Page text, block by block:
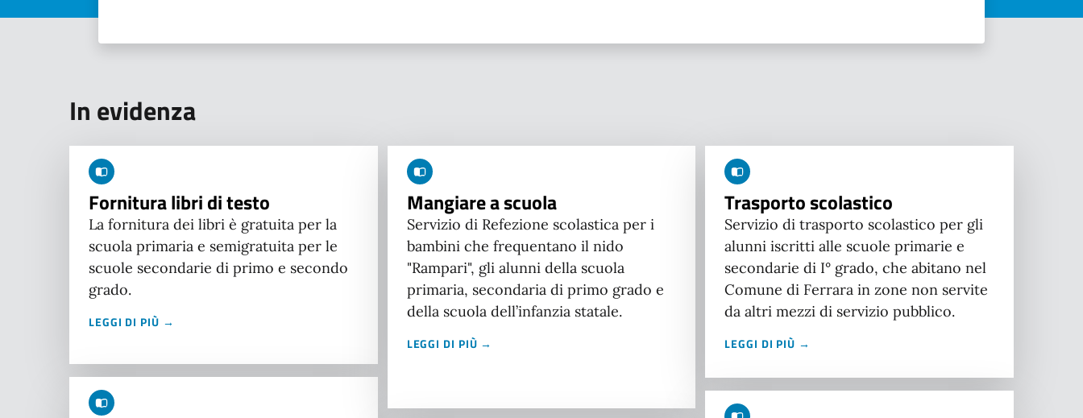
In evidenza
Fornitura libri di testo
La fornitura dei libri è gratuita per la
scuola primaria e semigratuita per le
scuole secondarie di primo e secondo
grado.
LEGGI DI PIÙ →
Mangiare a scuola
Servizio di Refezione scolastica per i
bambini che frequentano il nido
"Rampari", gli alunni della scuola
primaria, secondaria di primo grado e
della scuola dell’infanzia statale.
LEGGI DI PIÙ →
Trasporto scolastico
Servizio di trasporto scolastico per gli
alunni iscritti alle scuole primarie e
secondarie di I° grado, che abitano nel
Comune di Ferrara in zone non servite
da altri mezzi di servizio pubblico.
LEGGI DI PIÙ →